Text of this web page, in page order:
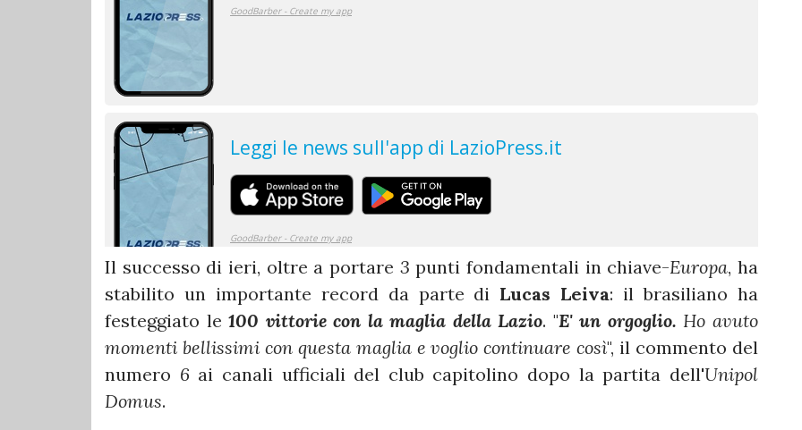
Il successo di ieri, oltre a portare 3 punti fondamentali in chiave-Europa, ha
stabilito un importante record da parte di Lucas Leiva: il brasiliano ha
festeggiato le100 vittorie con la maglia della Lazio. "E' un orgoglio. Ho avuto
momenti bellissimi con questa maglia e voglio continuare così", il commento del
numero 6 ai canali ufficiali del club capitolino dopo la partita dell'Unipol
Domus.